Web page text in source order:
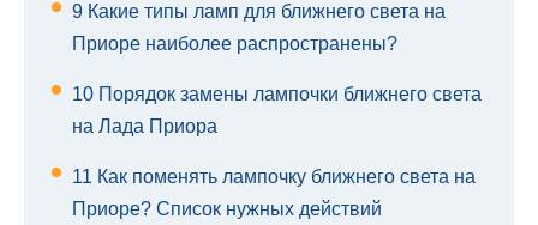
9 Какие типы ламп для ближнего света на
Приоре наиболее распространены?
10 Порядок замены лампочки ближнего света
на Лада Приора
11 Как поменять лампочку ближнего света на
Приоре? Список нужных действий